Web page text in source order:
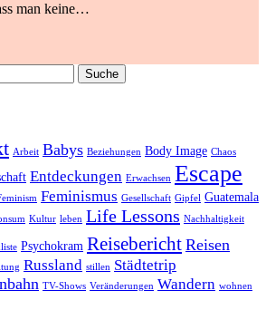
man keine…
Arbeit Babys Beziehungen Body Image Chaos
Entdeckungen Erwachsen Escape
Feminismus Gesellschaft Gipfel Guatemala
Kultur leben Life Lessons Nachhaltigkeit
Psychokram Reisebericht Reisen
Russland stillen Städtetrip
TV-Shows Veränderungen Wandern wohnen